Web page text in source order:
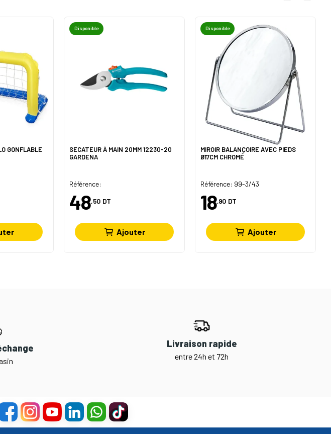
GONFLABLE
Disponible
SECATEUR À MAIN 20MM 12230-20
GARDENA
Référence:
48,50 DT
Ajouter
Disponible
MIROIR BALANÇOIRE AVEC PIEDS
Ø17CM CHROMÉ
Référence: 99-3/43
18,90 DT
Ajouter
Livraison rapide
entre 24h et 72h